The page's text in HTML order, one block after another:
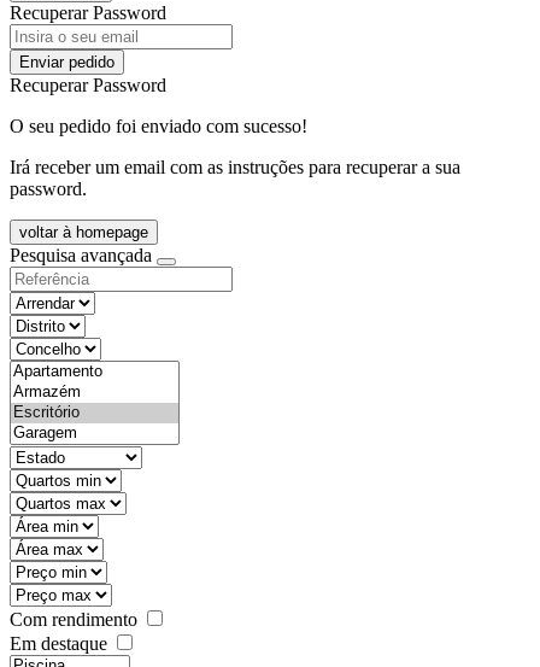
Recuperar Password
Enviar pedido
Recuperar Password
O seu pedido foi enviado com sucesso!
Irá receber um email com as instruções para recuperar a sua
password.
voltar à homepage
Pesquisa avançada
objective
districtId
countyId
types
state
mintypo
maxtypo
minarea
maxarea
minprice
maxprice
Com rendimento
Em destaque